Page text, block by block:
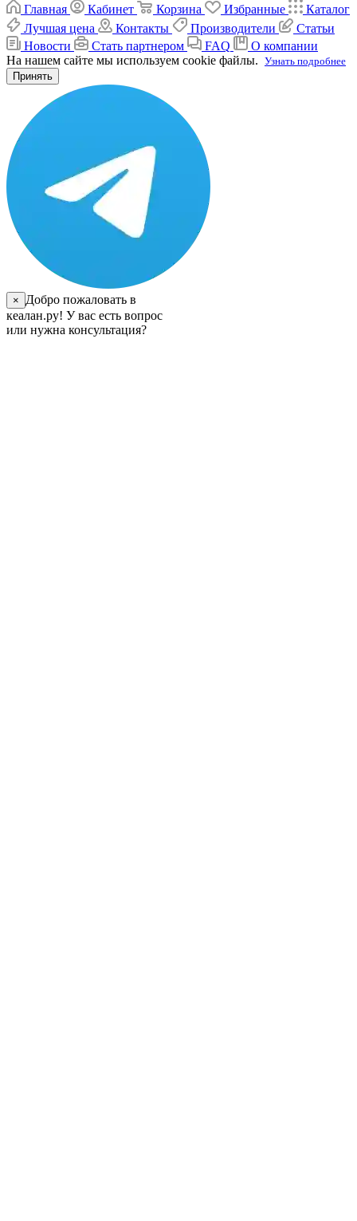
Главная
Кабинет Корзина Избранные
Каталог
Лучшая цена
Контакты Производители
Статьи
Новости
Стать партнером FAQ
О компании
На нашем сайте мы используем cookie файлы. Узнать подробнее
Принять
×
Добро пожаловать в
кеалан.ру! У вас есть вопрос
или нужна консультация?